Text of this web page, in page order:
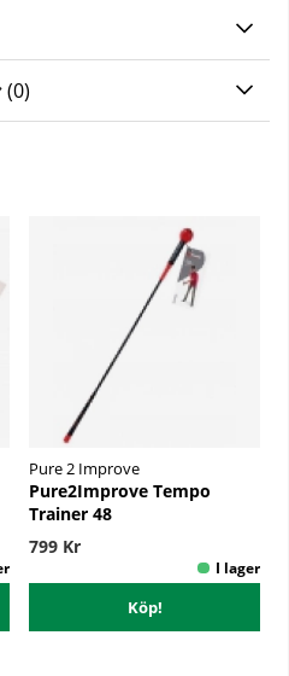
0 AV 5 ANTAL BETYG 0
(0)
Pure 2 Improve
Pure2Improve Tempo
Trainer 48
799 Kr
Köp!